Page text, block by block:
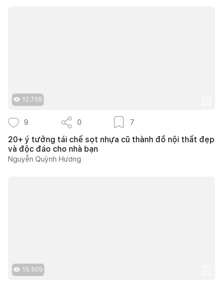
12.758
9 0 7
20+ ý tưởng tái chế sọt nhựa cũ thành đồ nội thất đẹp
và độc đáo cho nhà bạn
Nguyễn Quỳnh Hương
15.509